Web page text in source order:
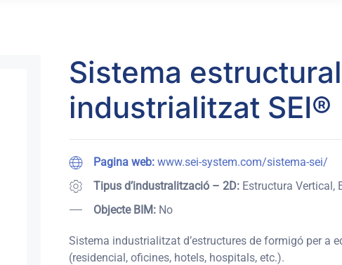
Sistema estructural
industrialitzat SEI®
Pagina web: www.sei-system.com/sistema-sei/
Tipus d’industralització – 2D: Estructura Vertical,
Objecte BIM: No
Sistema industrialitzat d’estructures de formigó per a
(residencial, oficines, hotels, hospitals, etc.).